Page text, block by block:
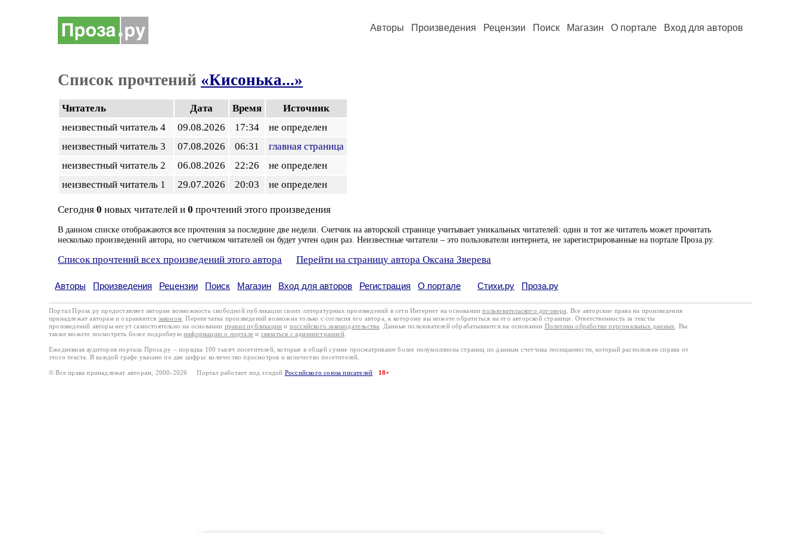
Авторы Произведения Рецензии Поиск Магазин О портале Вход для авторов
Список прочтений «Кисонька...»
Читатель Дата Время
Источник
неизвестный читатель 4
09.08.2026 17:34
не определен
неизвестный читатель 3
07.08.2026 06:31
главная страница
неизвестный читатель 2
06.08.2026 22:26
не определен
неизвестный читатель 1
29.07.2026 20:03 не определен
Сегодня 0 новых читателей и 0 прочтений этого произведения
В данном списке отображаются все прочтения за последние две недели. Счетчик на авторской странице учитывает уникальных читателей: один и тот же читатель может прочитать
несколько произведений автора, но счетчиком читателей он будет учтен один раз. Неизвестные читатели – это пользователи интернета, не зарегистрированные на портале Проза.ру.
Список прочтений всех произведений этого автора Перейти на страницу автора Оксана Зверева
Авторы Произведения Рецензии Поиск Магазин Вход для авторов Регистрация О портале Стихи.ру Проза.ру
Портал Проза.ру предоставляет авторам возможность свободной публикации своих литературных произведений в сети Интернет на основаниипользовательского договора
. Все авторские права на произведения
принадлежат авторам и охраняются законом . Перепечатка произведений возможна только с согласия его автора, к которому вы можете обратиться на его авторской странице. Ответственность за тексты
произведений авторы несут самостоятельно на основании правил публикации и российского законодательства . Данные пользователей обрабатываются на основании Политики обработки персональных данных
. Вы
также можете посмотреть более подробную информацию о портале и связаться с администрацией.
Ежедневная аудитория портала Проза.ру – порядка 100 тысяч посетителей, которые в общей сумме просматривают более полумиллиона страниц по данным счетчика посещаемости, который расположен справа от
этого текста. В каждой графе указано по две цифры: количество просмотров и количество посетителей.
© Все права принадлежат авторам, 2000-2026 Портал работает под эгидой Российского союза писателей 18+